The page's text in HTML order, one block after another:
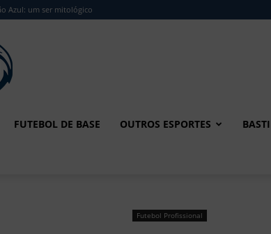
Azul: um ser mitológico
FUTEBOL DE BASE OUTROS ESPORTES
Futebol Profissional